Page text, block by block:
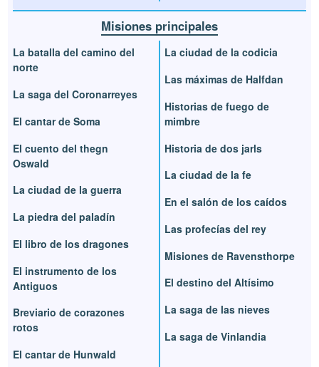
Misiones principales
La batalla del camino del
norte
La saga del Coronarreyes
El cantar de Soma
El cuento del thegn
Oswald
La ciudad de la guerra
La piedra del paladín
El libro de los dragones
El instrumento de los
Antiguos
Breviario de corazones
rotos
El cantar de Hunwald
La ciudad de la codicia
Las máximas de Halfdan
Historias de fuego de
mimbre
Historia de dos jarls
La ciudad de la fe
En el salón de los caídos
Las profecías del rey
Misiones de Ravensthorpe
El destino del Altísimo
La saga de las nieves
La saga de Vinlandia